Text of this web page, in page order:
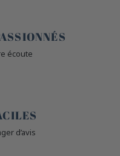
écoute
d’avis